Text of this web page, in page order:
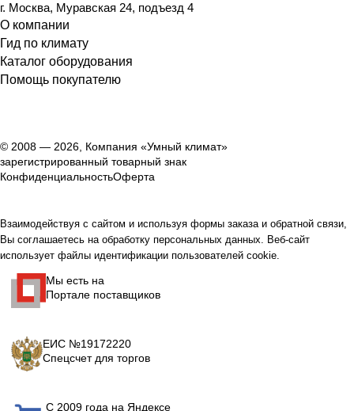
г. Москва, Муравская 24, подъезд 4
О компании
Гид по климату
Каталог оборудования
Помощь покупателю
© 2008 — 2026, Компания «Умный климат»
зарегистрированный товарный знак
КонфиденциальностьОферта
Взаимодействуя с сайтом и используя формы заказа и обратной связи,
Вы соглашаетесь на обработку персональных данных. Веб-сайт
использует файлы идентификации пользователей cookie.
Мы есть на
Портале поставщиков
ЕИС №19172220
Спецсчет для торгов
С 2009 года на Яндексе